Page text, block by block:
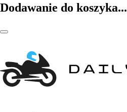
Dodawanie do koszyka...